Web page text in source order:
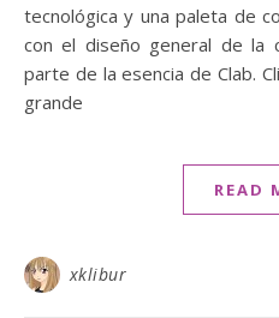
tecnológica y una paleta de
con el diseño general de la
parte de la esencia de Clab.
grande
READ
xklibur